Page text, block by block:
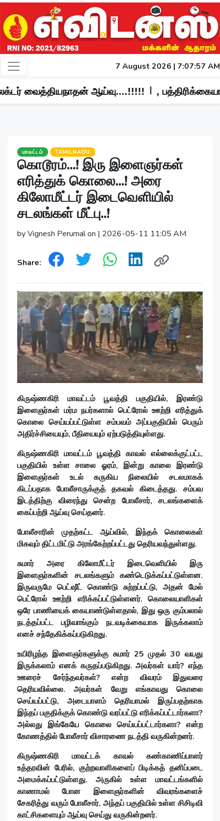
7 August 2026 | 7:07:59 AM
ஆய்வு....!!!!! | , பத்திரிக்கையாளர்கள் மீது
மாவட்டம் TAMILNADU
கொடூரம்...! இரு இளைஞர்கள்
எரித்துக் கொலை...! அரை
கிலோமீட்டர் இடைவெளியில்
சடலங்கள் மீட்பு..!
by Vignesh Perumal on | 2026-05-11 11:05 AM
Share:
கிருஷ்ணகிரி மாவட்டம் பூவத்தி பகுதியில், இரண்டு
இளைஞர்கள் மர்ம நபர்களால் பெட்ரோல் ஊற்றி எரித்துக்
கொலை செய்யப்பட்டுள்ள சம்பவம் அப்பகுதியில் பெரும்
அதிர்ச்சியையும், பீதியையும் ஏற்படுத்தியுள்ளது.
கிருஷ்ணகிரி மாவட்டம் பூவத்தி காவல் எல்லைக்குட்பட்ட
பகுதியில் உள்ள சாலை ஓரம், இன்று காலை இரண்டு
இளைஞர்கள் உடல் கருகிய நிலையில் சடலமாகக்
கிடப்பதாக போலீசாருக்குத் தகவல் கிடைத்தது. சம்பவ
இடத்திற்கு விரைந்து சென்ற போலீசார், சடலங்களைக்
கைப்பற்றி ஆய்வு செய்தனர்.
போலீசாரின் முதற்கட்ட ஆய்வில், இந்தக் கொலைகள்
மிகவும் திட்டமிட்டு அரங்கேற்றப்பட்டது தெரியவந்துள்ளது.
சுமார் அரை கிலோமீட்டர் இடைவெளியில் இரு
இளைஞர்களின் சடலங்களும் கண்டெடுக்கப்பட்டுள்ளன.
இருவருமே பெட்ஷீட் கொண்டு சுற்றப்பட்டு, அதன் மேல்
பெட்ரோல் ஊற்றி எரிக்கப்பட்டுள்ளனர். கொலையாளிகள்
ஒரே பாணியைக் கையாண்டுள்ளதால், இது ஒரு கும்பலால்
நடத்தப்பட்ட பழிவாங்கும் நடவடிக்கையாக இருக்கலாம்
எனச் சந்தேகிக்கப்படுகிறது.
உயிரிழந்த இளைஞர்களுக்கு சுமார் 25 முதல் 30 வயது
இருக்கலாம் எனக் கருதப்படுகிறது. அவர்கள் யார்? எந்த
ஊரைச் சேர்ந்தவர்கள்? என்ற விவரம் இதுவரை
தெரியவில்லை. அவர்கள் வேறு எங்காவது கொலை
செய்யப்பட்டு, அடையாளம் தெரியாமல் இருப்பதற்காக
இந்தப் பகுதிக்குக் கொண்டு வரப்பட்டு எரிக்கப்பட்டார்களா?
அல்லது இங்கேயே கொலை செய்யப்பட்டார்களா? என்ற
கோணத்தில் போலீசார் விசாரணை நடத்தி வருகின்றனர்.
கிருஷ்ணகிரி மாவட்டக் காவல் கண்காணிப்பாளர்
உத்தரவின் பேரில், குற்றவாளிகளைப் பிடிக்கத் தனிப்படை
அமைக்கப்பட்டுள்ளது. அருகில் உள்ள மாவட்டங்களில்
காணாமல் போன இளைஞர்களின் விவரங்களைச்
சேகரித்து வரும் போலீசார், அந்தப் பகுதியில் உள்ள சிசிடிவி
காட்சிகளையும் ஆய்வு செய்து வருகின்றனர்.